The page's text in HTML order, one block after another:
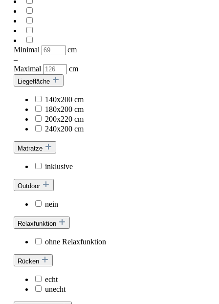
Minimal
cm
–
Maximal
cm
Liegefläche
140x200 cm
180x200 cm
200x220 cm
240x200 cm
Matratze
inklusive
Outdoor
nein
Relaxfunktion
ohne Relaxfunktion
Rücken
echt
unecht